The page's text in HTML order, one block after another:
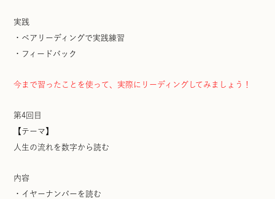
実践
・ペアリーディングで実践練習
・フィードバック
今まで習ったことを使って、実際にリーディングしてみましょう！
第4回目
【テーマ】
人生の流れを数字から読む
内容
・イヤーナンバーを読む